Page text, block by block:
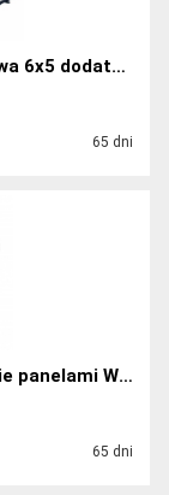
CarPort PREMIUM - wiata samochodowa 6x5 dodatkowa ...
65 dni
Carport V PREMIUM 4x5m - Wypełnienie panelami Wiat...
65 dni